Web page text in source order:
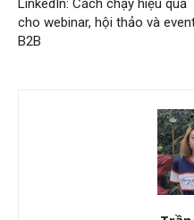
LinkedIn: Cách chạy hiệu quả
cho webinar, hội thảo và
B2B